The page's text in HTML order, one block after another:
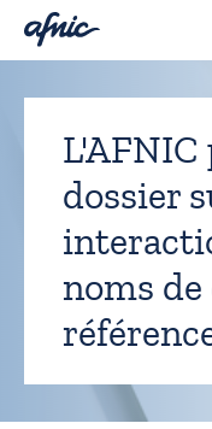
dossier
noms
Panneau de gestion des